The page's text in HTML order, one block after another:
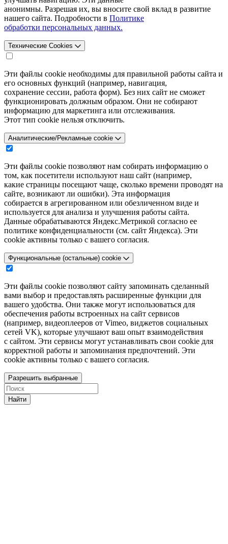
анонимны. Разрешая их, вы вносите свой вклад в развитие
нашего сайта. Подробности в Политике
обработки персональных данных.
Технические Cookies
Эти файлы cookie необходимы для правильной работы сайта и
его основных функций (например, навигация,
сохранение сессии, работа форм). Без них сайт не сможет
функционировать должным образом. Они не собирают
информацию для маркетинга или отслеживания.
Этот тип cookie нельзя отключить.
Аналитические/Рекламные cookie
Эти файлы cookie позволяют нам собирать информацию о
том, как посетители используют наш сайт (например,
какие страницы посещают чаще, сколько времени проводят на
сайте, возникают ли ошибки). Эта информация
собирается в агрегированном или обезличенном виде и
используется для анализа и улучшения работы сайта.
Данные обрабатываются Яндекс.Метрикой согласно ее
политике конфиденциальности (см. сайт Яндекса). Эти
cookie активны только с вашего согласия.
Функциональные (остальные) cookie
Эти файлы cookie позволяют сайту запоминать сделанный
вами выбор и предоставлять расширенные функции для
вашего удобства. Они также могут использоваться для
обеспечения работы встроенных на сайт сервисов
(например, видеоплееров от Vimeo, виджетов социальных
сетей VK), которые улучшают ваш опыт взаимодействия
с сайтом. Эти сервисы могут устанавливать свои cookie для
корректной работы и запоминания предпочтений. Эти
cookie активны только с вашего согласия.
Разрешить выбранные
Найти